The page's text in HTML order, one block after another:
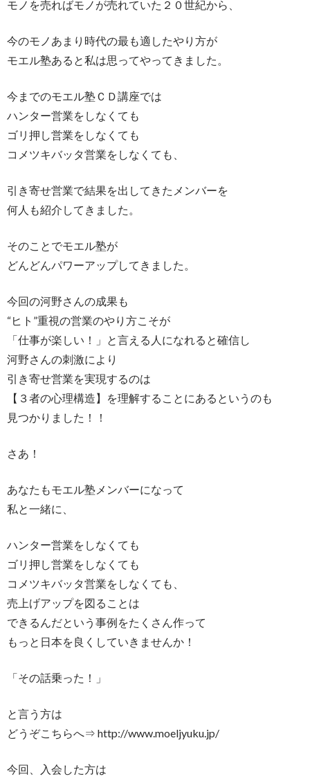
モノを売ればモノが売れていた２０世紀から、
今のモノあまり時代の最も適したやり方が
モエル塾あると私は思ってやってきました。
今までのモエル塾ＣＤ講座では
ハンター営業をしなくても
ゴリ押し営業をしなくても
コメツキバッタ営業をしなくても、
引き寄せ営業で結果を出してきたメンバーを
何人も紹介してきました。
そのことでモエル塾が
どんどんパワーアップしてきました。
今回の河野さんの成果も
“ヒト”重視の営業のやり方こそが
「仕事が楽しい！」と言える人になれると確信し
河野さんの刺激により
引き寄せ営業を実現するのは
【３者の心理構造】を理解することにあるというのも
見つかりました！！
さあ！
あなたもモエル塾メンバーになって
私と一緒に、
ハンター営業をしなくても
ゴリ押し営業をしなくても
コメツキバッタ営業をしなくても、
売上げアップを図ることは
できるんだという事例をたくさん作って
もっと日本を良くしていきませんか！
「その話乗った！」
と言う方は
どうぞこちらへ⇒ http://www.moeljyuku.jp/
今回、入会した方は